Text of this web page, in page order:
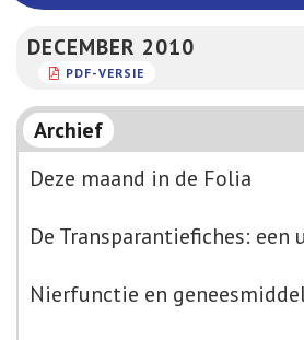
DECEMBER 2010
PDF-VERSIE
Archief
Deze maand in de Folia
De Transparantiefiches: een
Nierfunctie en